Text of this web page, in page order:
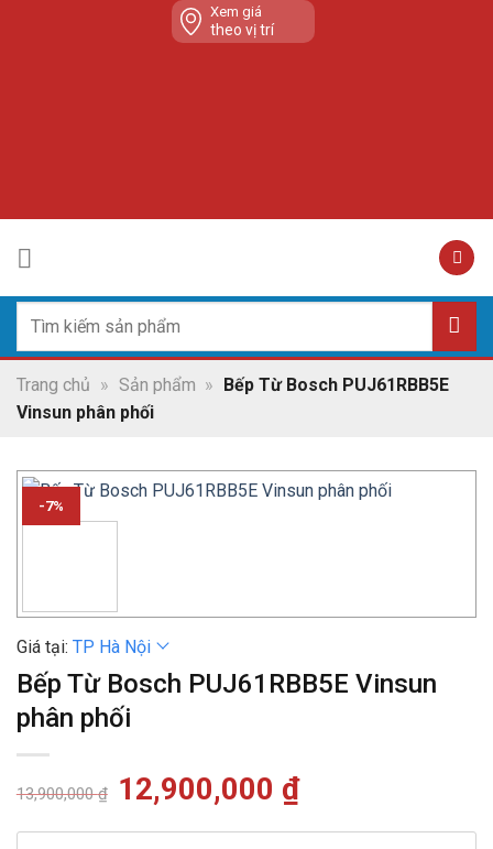
Xem giá
theo vị trí
kiếm:
Trang chủ » Sản phẩm » Bếp Từ Bosch PUJ61RBB5E
Vinsun phân phối
-7%
Giá tại: TP Hà Nội
Bếp Từ Bosch PUJ61RBB5E Vinsun
phân phối
13,900,000₫
Giá
gốc
12,900,000 ₫Giá